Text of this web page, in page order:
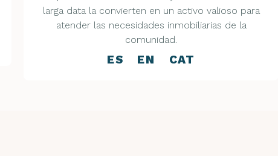
larga data la convierten en un activo valioso para
atender las necesidades inmobiliarias de la
comunidad.
ES EN CAT